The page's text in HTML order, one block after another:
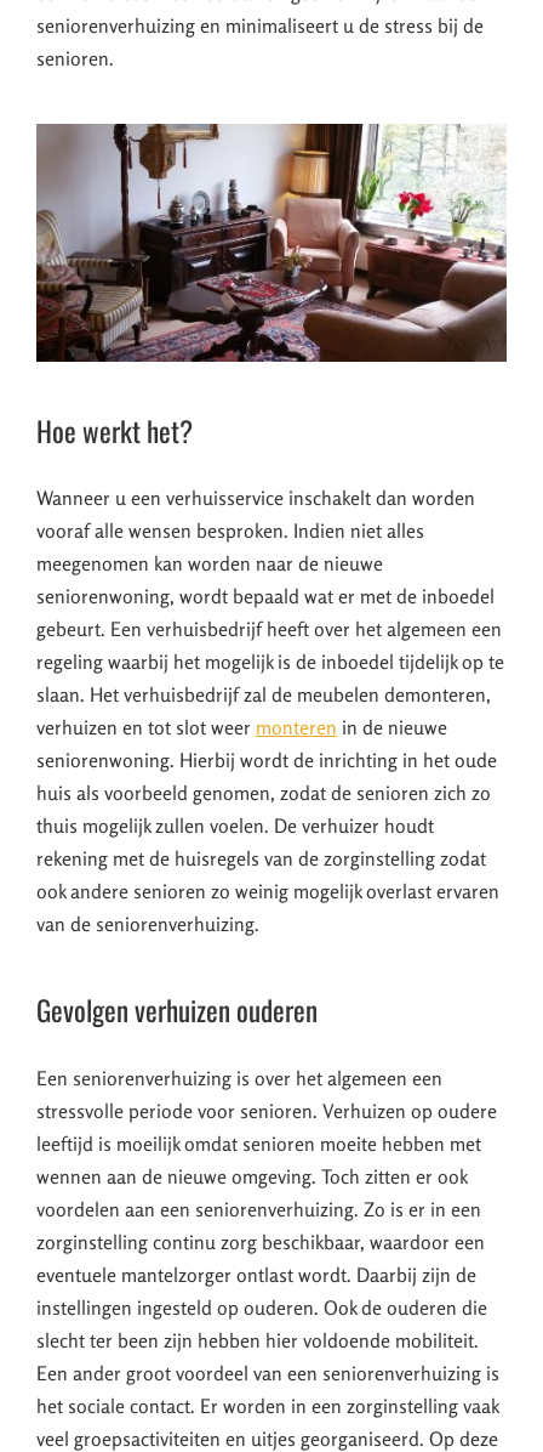
seniorenverhuizing en minimaliseert u de stress bij de
senioren.
Hoe werkt het?
Wanneer u een verhuisservice inschakelt dan worden
vooraf alle wensen besproken. Indien niet alles
meegenomen kan worden naar de nieuwe
seniorenwoning, wordt bepaald wat er met de inboedel
gebeurt. Een verhuisbedrijf heeft over het algemeen een
regeling waarbij het mogelijk is de inboedel tijdelijk op te
slaan. Het verhuisbedrijf zal de meubelen demonteren,
verhuizen en tot slot weer monteren in de nieuwe
seniorenwoning. Hierbij wordt de inrichting in het oude
huis als voorbeeld genomen, zodat de senioren zich zo
thuis mogelijk zullen voelen. De verhuizer houdt
rekening met de huisregels van de zorginstelling zodat
ook andere senioren zo weinig mogelijk overlast ervaren
van de seniorenverhuizing.
Gevolgen verhuizen ouderen
Een seniorenverhuizing is over het algemeen een
stressvolle periode voor senioren. Verhuizen op oudere
leeftijd is moeilijk omdat senioren moeite hebben met
wennen aan de nieuwe omgeving. Toch zitten er ook
voordelen aan een seniorenverhuizing. Zo is er in een
zorginstelling continu zorg beschikbaar, waardoor een
eventuele mantelzorger ontlast wordt. Daarbij zijn de
instellingen ingesteld op ouderen. Ook de ouderen die
slecht ter been zijn hebben hier voldoende mobiliteit.
Een ander groot voordeel van een seniorenverhuizing is
het sociale contact. Er worden in een zorginstelling vaak
veel groepsactiviteiten en uitjes georganiseerd. Op deze